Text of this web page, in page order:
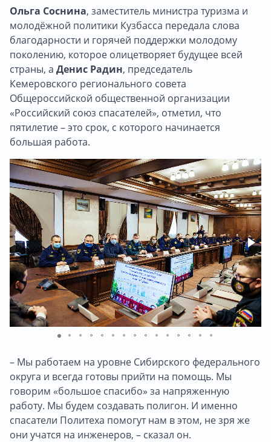
Ольга Соснина, заместитель министра туризма и
молодёжной политики Кузбасса передала слова
благодарности и горячей поддержки молодому
поколению, которое олицетворяет будущее всей
страны, а Денис Радин, председатель
Кемеровского регионального совета
Общероссийской общественной организации
«Российский союз спасателей», отметил, что
пятилетие – это срок, с которого начинается
большая работа.
– Мы работаем на уровне Сибирского федерального
округа и всегда готовы прийти на помощь. Мы
говорим «большое спасибо» за напряженную
работу. Мы будем создавать полигон. И именно
спасатели Политеха помогут нам в этом, не зря же
они учатся на инженеров, – сказал он.